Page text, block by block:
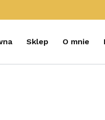
Sklep O mnie